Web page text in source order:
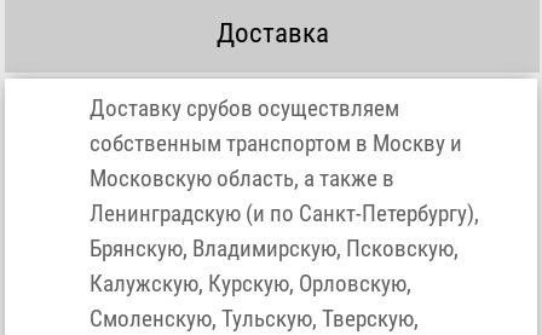
Доставка
Доставку срубов осуществляем
собственным транспортом в Москву и
Московскую область, а также в
Ленинградскую (и по Санкт-Петербургу),
Брянскую, Владимирскую, Псковскую,
Калужскую, Курскую, Орловскую,
Смоленскую, Тульскую, Тверскую,